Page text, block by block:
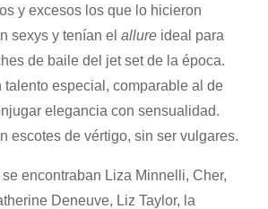
y excesos los que lo hicieron
sexys y tenían elallure ideal para
de baile del jet set de la época.
talento especial, comparable al de
elegancia con sensualidad.
escotes de vértigo, sin ser vulgares.
encontraban Liza Minnelli, Cher,
Deneuve, Liz Taylor, la